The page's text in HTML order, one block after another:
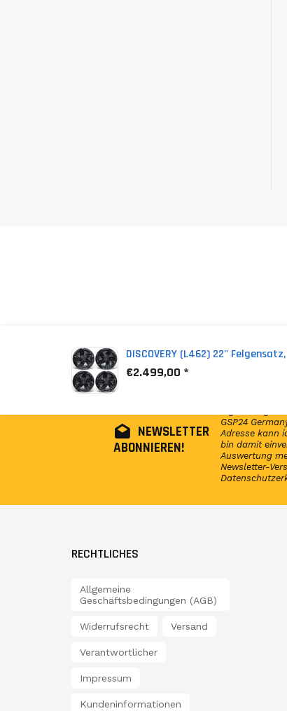
DISCOVERY (L462) 22"
€2.499,00 *
NEWSLETTER
ABONNIEREN!
GSP24
Adresse kann
bin damit
Auswertung
Newsletter-
RECHTLICHES
Allgemeine
Geschäftsbedingungen (AGB)
Widerrufsrecht Versand
Verantwortlicher
Impressum
Kundeninformationen